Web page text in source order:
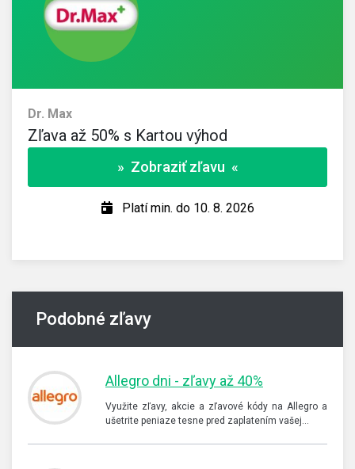
Dr. Max
Zľava až 50% s Kartou výhod
» Zobraziť zľavu «
Platí min. do 10. 8. 2026
Podobné zľavy
Allegro dni - zľavy až 40%
Využite zľavy, akcie a zľavové kódy na Allegro a
ušetrite peniaze tesne pred zaplatením vašej…